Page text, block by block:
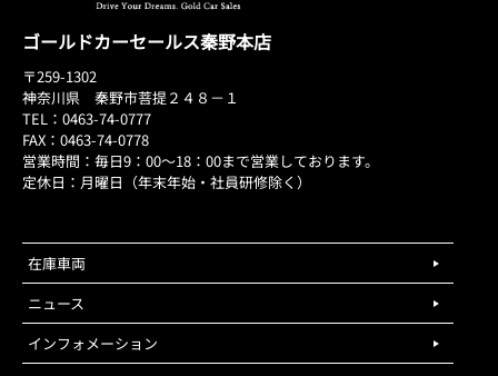
ゴールドカーセールス秦野本店
〒259-1302
神奈川県 秦野市菩提２４８－１
TEL：0463-74-0777
FAX：0463-74-0778
営業時間：毎日9：00～18：00まで営業しております。
定休日：月曜日（年末年始・社員研修除く）
在庫車両
ニュース
インフォメーション